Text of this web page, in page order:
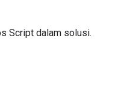
Script dalam solusi.